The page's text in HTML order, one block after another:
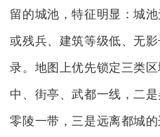
留的城池，特征明显：城
或残兵、建筑等级低、无
录。地图上优先锁定三类
中、街亭、武都一线，二
零陵一带，三是远离都城